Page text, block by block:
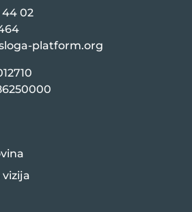
02
platform.org